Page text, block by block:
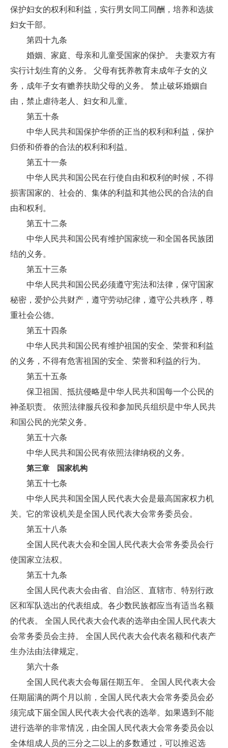
保护妇女的权利和利益，实行男女同工同酬，培养和选拔
妇女干部。
第四十九条
婚姻、家庭、母亲和儿童受国家的保护。 夫妻双方有
实行计划生育的义务。 父母有抚养教育未成年子女的义
务，成年子女有赡养扶助父母的义务。 禁止破坏婚姻自
由，禁止虐待老人、妇女和儿童。
第五十条
中华人民共和国保护华侨的正当的权利和利益，保护
归侨和侨眷的合法的权利和利益。
第五十一条
中华人民共和国公民在行使自由和权利的时候，不得
损害国家的、社会的、集体的利益和其他公民的合法的自
由和权利。
第五十二条
中华人民共和国公民有维护国家统一和全国各民族团
结的义务。
第五十三条
中华人民共和国公民必须遵守宪法和法律，保守国家
秘密，爱护公共财产，遵守劳动纪律，遵守公共秩序，尊
重社会公德。
第五十四条
中华人民共和国公民有维护祖国的安全、荣誉和利益
的义务，不得有危害祖国的安全、荣誉和利益的行为。
第五十五条
保卫祖国、抵抗侵略是中华人民共和国每一个公民的
神圣职责。 依照法律服兵役和参加民兵组织是中华人民共
和国公民的光荣义务。
第五十六条
中华人民共和国公民有依照法律纳税的义务。
第三章 国家机构
第五十七条
中华人民共和国全国人民代表大会是最高国家权力机
关。它的常设机关是全国人民代表大会常务委员会。
第五十八条
全国人民代表大会和全国人民代表大会常务委员会行
使国家立法权。
第五十九条
全国人民代表大会由省、自治区、直辖市、特别行政
区和军队选出的代表组成。各少数民族都应当有适当名额
的代表。 全国人民代表大会代表的选举由全国人民代表大
会常务委员会主持。 全国人民代表大会代表名额和代表产
生办法由法律规定。
第六十条
全国人民代表大会每届任期五年。 全国人民代表大会
任期届满的两个月以前，全国人民代表大会常务委员会必
须完成下届全国人民代表大会代表的选举。如果遇到不能
进行选举的非常情况，由全国人民代表大会常务委员会以
全体组成人员的三分之二以上的多数通过，可以推迟选